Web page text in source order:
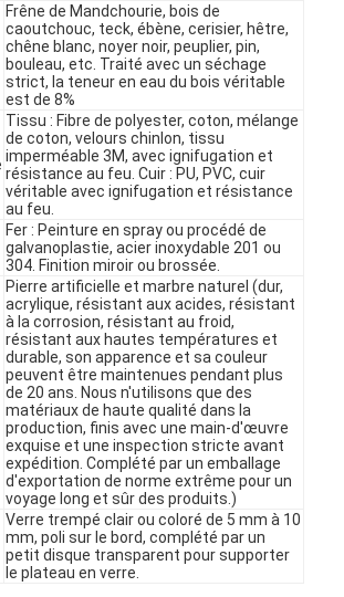
nous
Frêne de Mandchourie, bois de
caoutchouc, teck, ébène, cerisier, hêtre,
chêne blanc, noyer noir, peuplier, pin,
bouleau, etc. Traité avec un séchage
strict, la teneur en eau du bois véritable
est de 8%
Tissu : Fibre de polyester, coton, mélange
de coton, velours chinlon, tissu
imperméable 3M, avec ignifugation et
résistance au feu. Cuir : PU, PVC, cuir
véritable avec ignifugation et résistance
au feu.
Fer : Peinture en spray ou procédé de
galvanoplastie, acier inoxydable 201 ou
304. Finition miroir ou brossée.
Pierre artificielle et marbre naturel (dur,
acrylique, résistant aux acides, résistant
à la corrosion, résistant au froid,
résistant aux hautes températures et
durable, son apparence et sa couleur
peuvent être maintenues pendant plus
de 20 ans. Nous n'utilisons que des
matériaux de haute qualité dans la
production, finis avec une main-d'œuvre
exquise et une inspection stricte avant
expédition. Complété par un emballage
d'exportation de norme extrême pour un
voyage long et sûr des produits.)
Verre trempé clair ou coloré de 5 mm à 10
mm, poli sur le bord, complété par un
petit disque transparent pour supporter
le plateau en verre.